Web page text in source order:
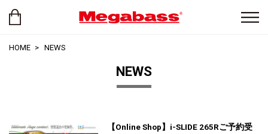
HOME NEWS
NEWS
【Online Shop】i-SLIDE 265Rご予約受